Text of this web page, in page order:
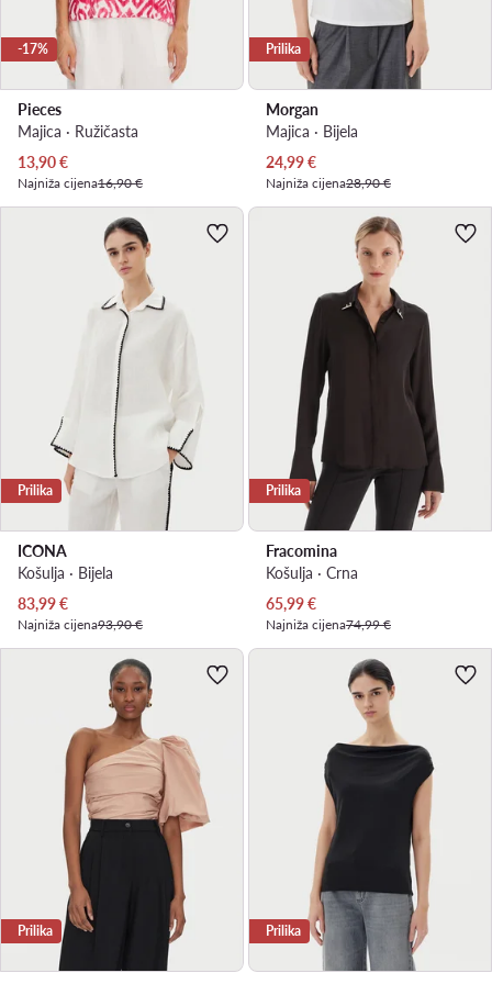
-17%
Pieces
Majica · Ružičasta
Trenutna cijena
13,90€
Najniža cijena16,90 €
Prilika
Morgan
Majica · Bijela
Trenutna cijena
24,99€
Najniža cijena28,90 €
Prilika
ICONA
Košulja · Bijela
Trenutna cijena
83,99€
Najniža cijena93,90 €
Prilika
Fracomina
Košulja · Crna
Trenutna cijena
65,99€
Najniža cijena74,99 €
Prilika Prilika